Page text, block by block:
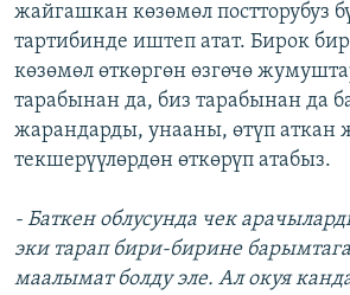
жайгашкан көзөмөл постторубуз
тартибинде иштеп атат. Бирок бир
көзөмөл өткөргөн өзгөчө
тарабынан да, биз тарабынан да
жарандарды, унааны, өтүп аткан
текшерүүлөрдөн өткөрүп атабыз.
- Баткен облусунда чек
эки тарап бири-бирине
маалымат болду эле. Ал окуя